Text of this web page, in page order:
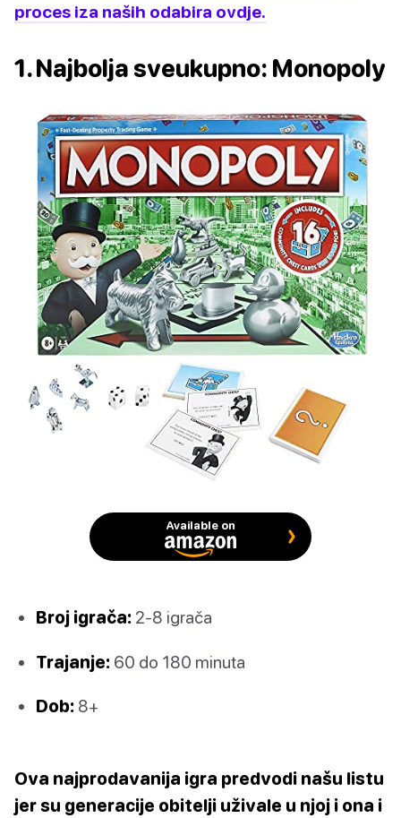
proces iza naših odabira ovdje.
1. Najbolja sveukupno: Monopoly
Available on
Broj igrača: 2-8 igrača
Trajanje: 60 do 180 minuta
Dob: 8+
Ova najprodavanija igra predvodi našu listu
jer su generacije obitelji uživale u njoj i ona i